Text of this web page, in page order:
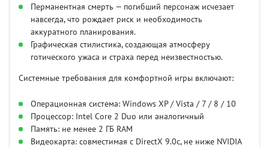
Перманентная смерть — погибший персонаж исчезает
навсегда, что рождает риск и необходимость
аккуратного планирования.
Графическая стилистика, создающая атмосферу
готического ужаса и страха перед неизвестностью.
Системные требования для комфортной игры включают:
Операционная система: Windows XP / Vista / 7 / 8 / 10
Процессор: Intel Core 2 Duo или аналогичный
Память: не менее 2 ГБ RAM
Видеокарта: совместимая с DirectX 9.0c, не ниже NVIDIA